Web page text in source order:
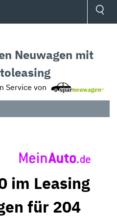
Neuwagen mit
Service von
im Leasing
für 204